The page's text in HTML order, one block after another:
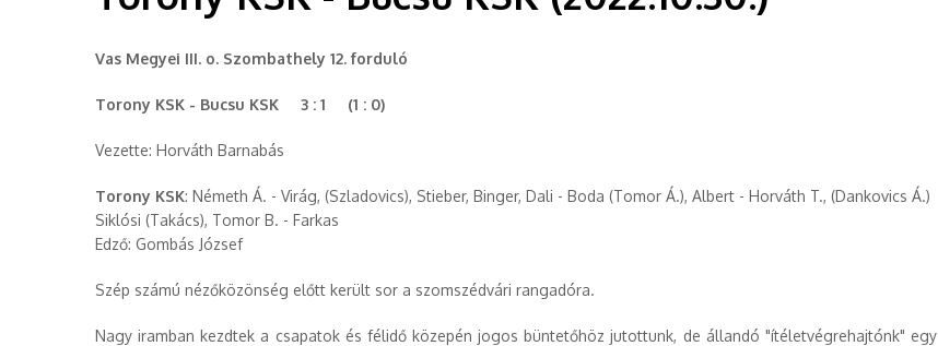
Vas Megyei III. o. Szombathely 12. forduló
Torony KSK - Bucsu KSK 3 : 1 (1 : 0)
Vezette: Horváth Barnabás
Torony KSK: Németh Á. - Virág, (Szladovics), Stieber, Binger, Dali - Boda (Tomor Á.), Albert - Horváth T., (Dankovics Á.)
Siklósi (Takács), Tomor B. - Farkas
Edző: Gombás József
Szép számú nézőközönség előtt került sor a szomszédvári rangadóra.
Nagy iramban kezdtek a csapatok és félidő közepén jogos büntetőhöz jutottunk, de állandó "ítéletvégrehajtónk" egy